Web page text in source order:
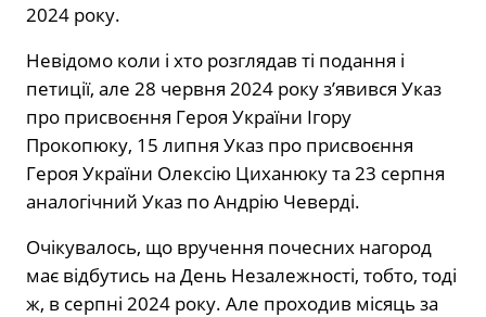
2024 року.
Невідомо коли і хто розглядав ті подання і
петиції, але 28 червня 2024 року з’явився Указ
про присвоєння Героя України Ігору
Прокопюку, 15 липня Указ про присвоєння
Героя України Олексію Циханюку та 23 серпня
аналогічний Указ по Андрію Чеверді.
Очікувалось, що вручення почесних нагород
має відбутись на День Незалежності, тобто, тоді
ж, в серпні 2024 року. Але проходив місяць за